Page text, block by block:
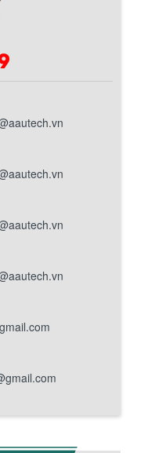
hàng
nhiệt sơn, mực in có cấu
inox và được dùng để
độ của nguyên...
khô 500kg được thiết kế
ngang, với cánh trộn bột
nghịch. Vật liệu...
KHÔ 200KG
khô trong các ngành...